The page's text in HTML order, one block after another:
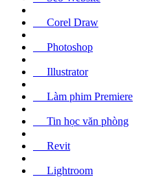
Corel Draw
Photoshop
Illustrator
Làm phim Premiere
Tin học văn phòng
Revit
Lightroom